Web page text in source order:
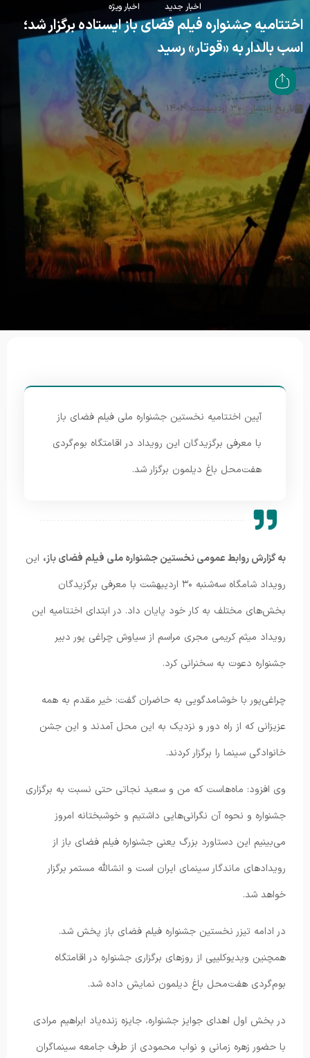
اخبار جدید اخبار ویژه
اختتامیه جشنواره فیلم فضای باز ایستاده برگزار شد؛
اسب بالدار به «قوتار» رسید
تاریخ انتشار : ۳۰ اردیبهشت ۱۴۰۴
آیین اختتامیه نخستین جشنواره ملی فیلم فضای باز
با معرفی برگزیدگان این رویداد در اقامتگاه بوم‌گردی
هفت‌محل باغ دیلمون برگزار شد.
به گزارش روابط عمومی نخستین جشنواره ملی فیلم فضای باز، این
رویداد شامگاه سه‌شنبه ۳۰ اردیبهشت با معرفی برگزیدگان
بخش‌های مختلف به کار خود پایان داد. در ابتدای اختتامیه این
رویداد میثم کریمی مجری مراسم از سیاوش چراغی پور دبیر
جشنواره دعوت به سخنرانی کرد.
چراغی‌پور با خوشامدگویی به حاضران گفت: خیر مقدم به همه
عزیزانی که از راه دور و نزدیک به این محل آمدند و این جشن
خانوادگی سینما را برگزار کردند.
وی افزود: ماه‌هاست که من و سعید نجاتی حتی نسبت به برگزاری
جشنواره و نحوه آن نگرانی‌هایی داشتیم و خوشبختانه امروز
می‌بینیم این دستاورد بزرگ یعنی جشنواره فیلم فضای باز از
رویدادهای ماندگار سینمای ایران است و انشالله مستمر برگزار
خواهد شد.
در ادامه تیزر نخستین جشنواره فیلم فضای باز پخش شد.
همچنین ویدیوکلیپی از روزهای برگزاری جشنواره در اقامتگاه
بوم‌گردی هفت‌محل باغ دیلمون نمایش داده شد.
در بخش اول اهدای جوایز جشنواره، جایزه زنده‌یاد ابراهیم مرادی
با حضور زهره زمانی و نواب محمودی از طرف جامعه سینماگران